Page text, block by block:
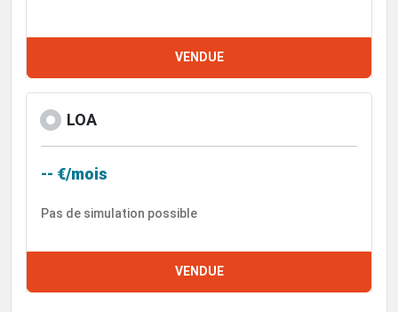
VENDUE
LOA
-- €/mois
Pas de simulation possible
VENDUE